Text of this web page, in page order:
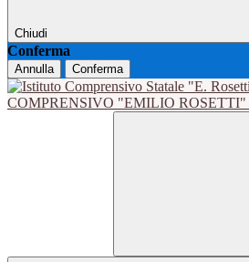
Chiudi
Conferma
Annulla Conferma
COMPRENSIVO "EMILIO ROSETTI"